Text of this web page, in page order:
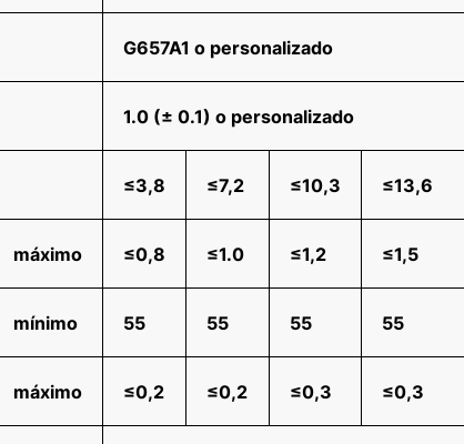
G657A1 o personalizado
1.0 (± 0.1) o personalizado
≤3,8 ≤7,2 ≤10,3 ≤13,6
máximo ≤0,8 ≤1.0 ≤1,2 ≤1,5
mínimo 55 55 55 55
máximo ≤0,2 ≤0,2 ≤0,3 ≤0,3